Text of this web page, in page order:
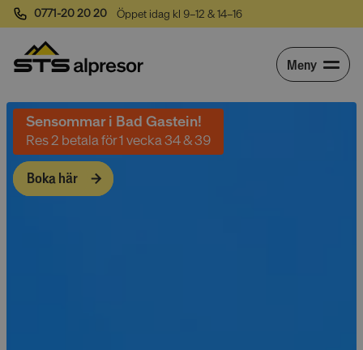
0771-20 20 20 Öppet idag kl 9–12 & 14–16
Meny
Sensommar i Bad Gastein!
Res 2 betala för 1 vecka 34 & 39
Boka här